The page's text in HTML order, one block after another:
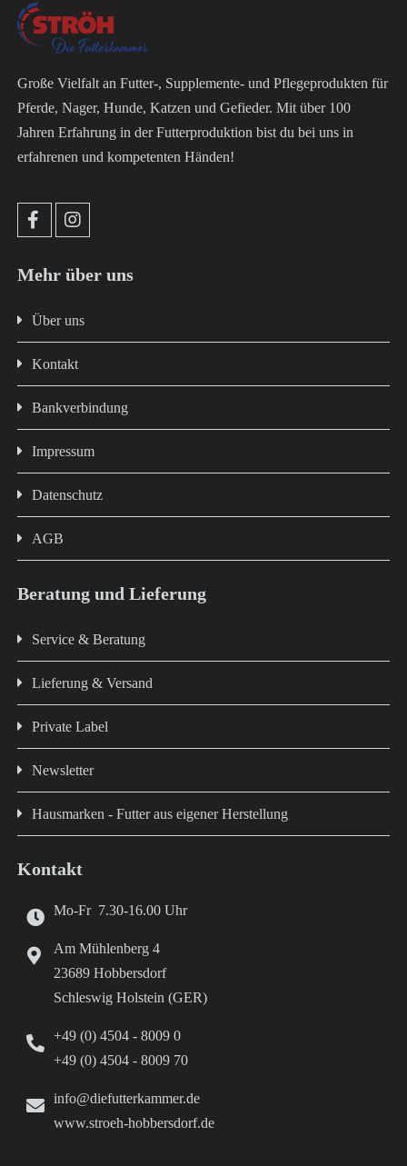
Große Vielfalt an Futter-, Supplemente- und Pflegeprodukten für
Pferde, Nager, Hunde, Katzen und Gefieder. Mit über 100
Jahren Erfahrung in der Futterproduktion bist du bei uns in
erfahrenen und kompetenten Händen!
Mehr über uns
Über uns
Kontakt
Bankverbindung
Impressum
Datenschutz
AGB
Beratung und Lieferung
Service & Beratung
Lieferung & Versand
Private Label
Newsletter
Hausmarken - Futter aus eigener Herstellung
Kontakt
Mo-Fr 7.30-16.00 Uhr
Am Mühlenberg 4
23689 Hobbersdorf
Schleswig Holstein (GER)
+49 (0) 4504 - 8009 0
+49 (0) 4504 - 8009 70
info@diefutterkammer.de
www.stroeh-hobbersdorf.de